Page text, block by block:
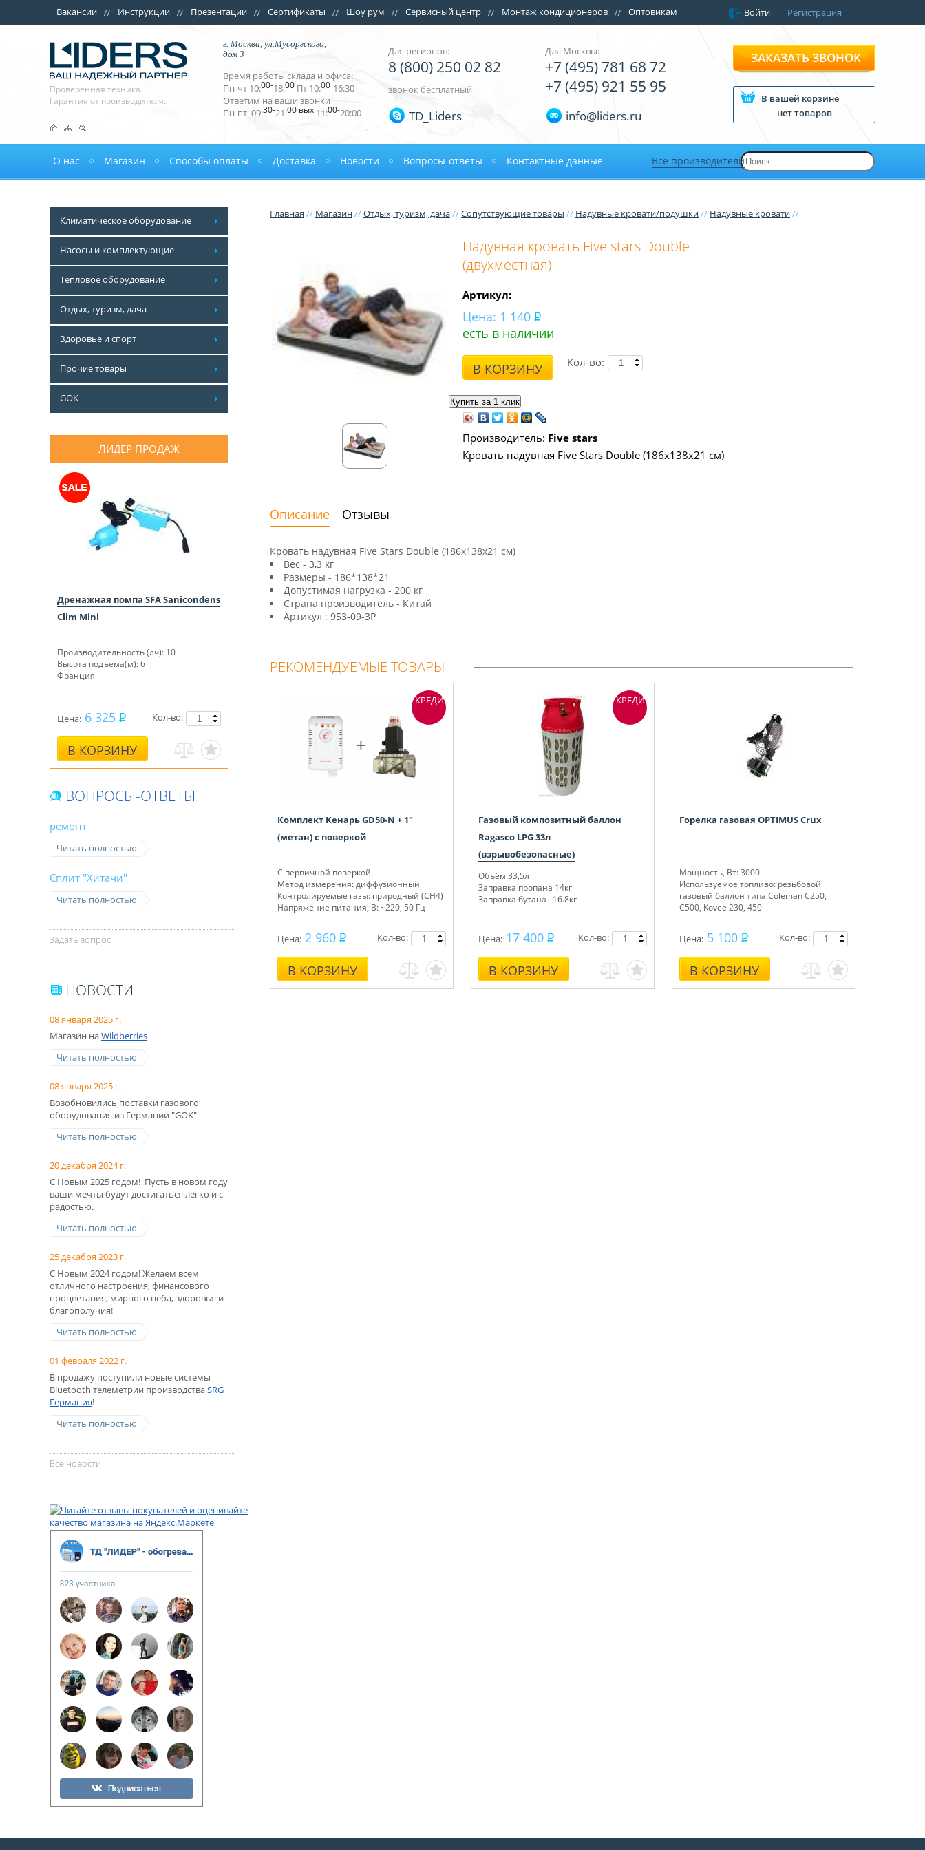
Вакансии Инструкции Презентации Сертификаты Шоу рум Сервисный центр Монтаж кондиционеров Оптовикам Войти Регистрация
Проверенная техника.
Гарантия от производителя.
г. Москва, ул.Мусоргского,
дом 3
Время работы склада и офиса:
Пн-чт 10:00-18:00 Пт 10:00-16:30
Ответим на ваши звонки
Пн-пт 09:30-21:00 вых 11:00-20:00
Для регионов:
8 (800) 250 02 82
звонок бесплатный
TD_Liders
Для Москвы:
+7 (495) 781 68 72
+7 (495) 921 55 95
info@liders.ru
ЗАКАЗАТЬ ЗВОНОК
В вашей корзине
нет товаров
О нас Магазин Способы оплаты Доставка Новости Вопросы-ответы Контактные данные Все производители
Климатическое оборудование
Насосы и комплектующие
Тепловое оборудование
Отдых, туризм, дача
Здоровье и спорт
Прочие товары
GOK
ЛИДЕР ПРОДАЖ
Дренажная помпа SFA Sanicondens
Clim Mini
Производительность (лч): 10
Высота подъема(м): 6
Франция
Цена: 6 325
В КОРЗИНУ
Кол-во:
ВОПРОСЫ-ОТВЕТЫ
ремонт
Читать полностью
Сплит "Хитачи"
Читать полностью
Задать вопрос
НОВОСТИ
08 января 2025 г.
Магазин наWildberries
Читать полностью
08 января 2025 г.
Возобновились поставки газового
оборудования из Германии "GOK"
Читать полностью
20 декабря 2024 г.
С Новым 2025 годом! Пусть в новом году
ваши мечты будут достигаться легко и с
радостью.
Читать полностью
25 декабря 2023 г.
С Новым 2024 годом! Желаем всем
отличного настроения, финансового
процветания, мирного неба, здоровья и
благополучия!
Читать полностью
01 февраля 2022 г.
В продажу поступили новые системы
Bluetooth телеметрии производстваSRG
Германия!
Читать полностью
Все новости
Главная // Магазин//Отдых, туризм, дача//Сопутствующие товары // Надувные кровати/подушки// Надувные кровати//
Надувная кровать Five stars Double
(двухместная)
Артикул:
Цена: 1 140
есть в наличии
В КОРЗИНУ Кол-во:
Производитель: Five stars
Кровать надувная Five Stars Double (186х138х21 см)
Описание Отзывы
Кровать надувная Five Stars Double (186х138х21 см)
Вес - 3,3 кг
Размеры - 186*138*21
Допустимая нагрузка - 200 кг
Страна производитель - Китай
Артикул : 953-09-3P
РЕКОМЕНДУЕМЫЕ ТОВАРЫ
Комплект Кенарь GD50-N + 1"
(метан) с поверкой
С первичной поверкой
Метод измерения: диффузионный
Контролируемые газы: природный (СН4)
Напряжение питания, В: ~220, 50 Гц
Цена: 2 960
В КОРЗИНУ
Кол-во:
КРЕДИТ
Газовый композитный баллон
Ragasco LPG 33л
(взрывобезопасные)
Объём 33,5л
Заправка пропана 14кг
Заправка бутана 16.8кг
Цена: 17 400
В КОРЗИНУ
Кол-во:
КРЕДИТ
Горелка газовая OPTIMUS Crux
Мощность, Вт: 3000
Используемое топливо: резьбовой
газовый баллон типа Coleman C250,
C500, Kovee 230, 450
Цена: 5 100
В КОРЗИНУ
Кол-во: